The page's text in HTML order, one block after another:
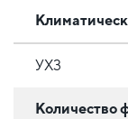
УХ3
Количество